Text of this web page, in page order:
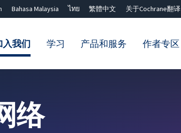
Bahasa Malaysia ไทย 繁體中文 关于Cochrane翻译
入我们 学习 产品和服务 作者专区
络